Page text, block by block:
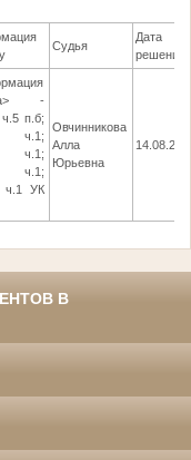
Судья
Дата
решения
-
ч.5 п.б;
ч.1;
ч.1;
ч.1;
ч.1 УК
Овчинникова
Алла
Юрьевна
В